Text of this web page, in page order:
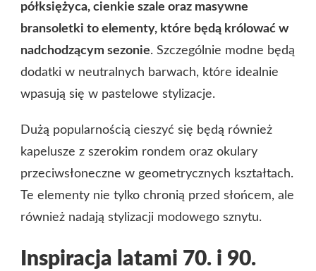
półksiężyca, cienkie szale oraz masywne
bransoletki to elementy, które będą królować w
nadchodzącym sezonie. Szczególnie modne będą
dodatki w neutralnych barwach, które idealnie
wpasują się w pastelowe stylizacje.
Dużą popularnością cieszyć się będą również
kapelusze z szerokim rondem oraz okulary
przeciwsłoneczne w geometrycznych kształtach.
Te elementy nie tylko chronią przed słońcem, ale
również nadają stylizacji modowego sznytu.
Inspiracja latami 70. i 90.